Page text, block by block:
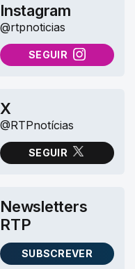
Instagram
@rtpnoticias
SEGUIR
NO INSTAGRAM
X
@RTPnotícias
SEGUIR
NO X (TWITTER)
Newsletters
RTP
SUBSCREVER
AS NEWSLETTERS RTP